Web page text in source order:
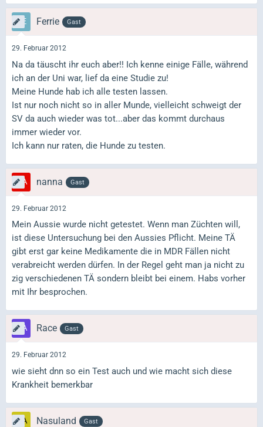
Ferrie Gast
29. Februar 2012
Na da täuscht ihr euch aber!! Ich kenne einige Fälle, während
ich an der Uni war, lief da eine Studie zu!
Meine Hunde hab ich alle testen lassen.
Ist nur noch nicht so in aller Munde, vielleicht schweigt der
SV da auch wieder was tot...aber das kommt durchaus
immer wieder vor.
Ich kann nur raten, die Hunde zu testen.
nanna Gast
29. Februar 2012
Mein Aussie wurde nicht getestet. Wenn man Züchten will,
ist diese Untersuchung bei den Aussies Pflicht. Meine TÄ
gibt erst gar keine Medikamente die in MDR Fällen nicht
verabreicht werden dürfen. In der Regel geht man ja nicht zu
zig verschiedenen TÄ sondern bleibt bei einem. Habs vorher
mit Ihr besprochen.
Race Gast
29. Februar 2012
wie sieht dnn so ein Test auch und wie macht sich diese
Krankheit bemerkbar
Nasuland Gast